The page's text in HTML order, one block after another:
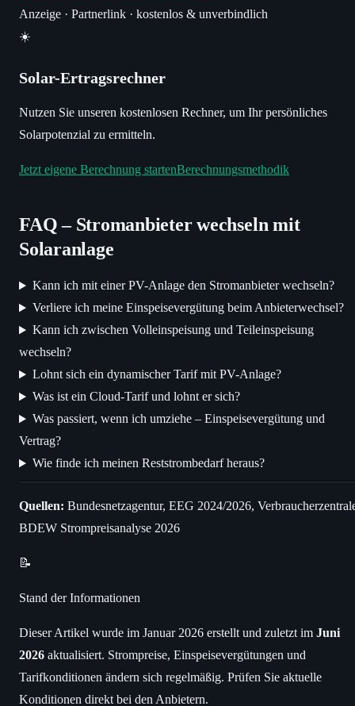
Anzeige · Partnerlink · kostenlos & unverbindlich
☀️
Solar-Ertragsrechner
Nutzen Sie unseren kostenlosen Rechner, um Ihr persönliches
Solarpotenzial zu ermitteln.
Jetzt eigene Berechnung startenBerechnungsmethodik
FAQ – Stromanbieter wechseln mit
Solaranlage
Kann ich mit einer PV-Anlage den Stromanbieter wechseln?
Verliere ich meine Einspeisevergütung beim Anbieterwechsel?
Kann ich zwischen Volleinspeisung und Teileinspeisung
wechseln?
Lohnt sich ein dynamischer Tarif mit PV-Anlage?
Was ist ein Cloud-Tarif und lohnt er sich?
Was passiert, wenn ich umziehe – Einspeisevergütung und
Vertrag?
Wie finde ich meinen Reststrombedarf heraus?
Quellen: Bundesnetzagentur, EEG 2024/2026,
BDEW Strompreisanalyse 2026
📝
Stand der Informationen
Dieser Artikel wurde im Januar 2026 erstellt und zuletzt im Juni
2026 aktualisiert. Strompreise, Einspeisevergütungen und
Tarifkonditionen ändern sich regelmäßig. Prüfen Sie aktuelle
Konditionen direkt bei den Anbietern.